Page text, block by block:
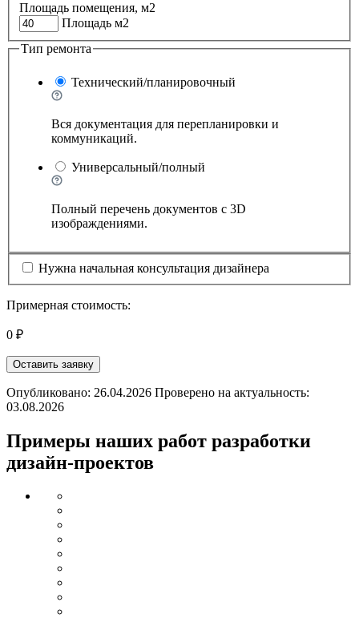
Площадь помещения, м2
Площадь м2
Тип ремонта
Технический/планировочный
Вся документация для перепланировки и
коммуникаций.
Универсальный/полный
Полный перечень документов с 3D
изображдениями.
Нужна начальная консультация дизайнера
Примерная стоимость:
0 ₽
Оставить заявку
Опубликовано: 26.04.2026 Проверено на актуальность:
03.08.2026
Примеры наших работ разработки
дизайн-проектов